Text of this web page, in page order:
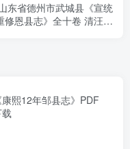
东省德州市武城县《宣统
修恩县志》全十卷 清汪鸿
熙12年邹县志》PDF